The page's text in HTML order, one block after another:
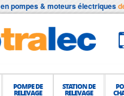
en pompes & moteurs électriques
POMPE DE
RELEVAGE
STATION DE
RELEVAGE